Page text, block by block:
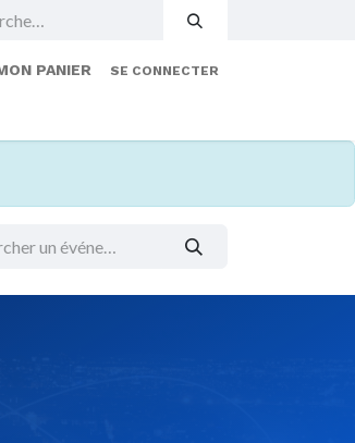
PANIER SE CONNECTER